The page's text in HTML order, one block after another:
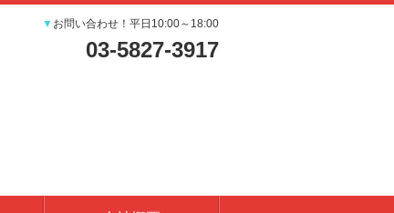
▼ お問い合わせ！平日10:00～18:00
03-5827-3917